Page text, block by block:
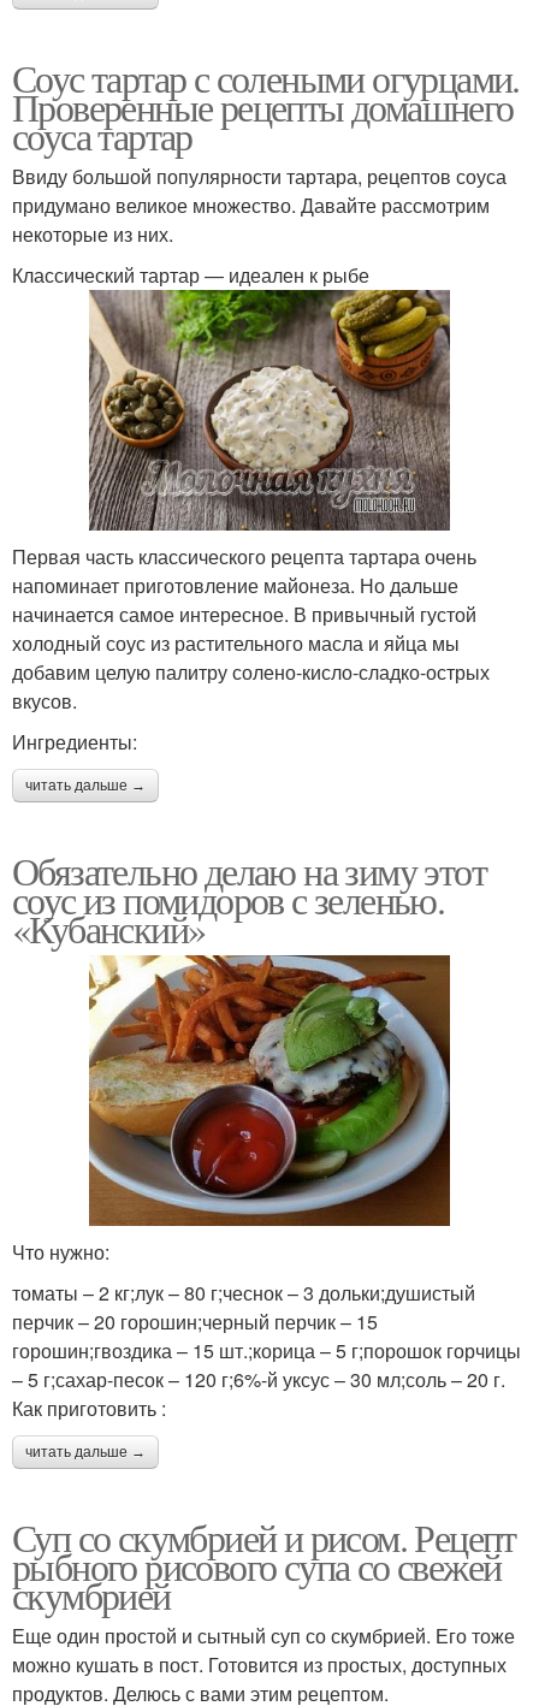
Соусы к бургерам
Огурцов в томатном
Соус на зиму Соус из майонеза
Соус с чесноком Соус для картошки
Соус для цезаря Соус для салата
Соус тартар с солеными огурцами.
Проверенные рецепты домашнего
соуса тартар
Ввиду большой популярности тартара, рецептов соуса
придумано великое множество. Давайте рассмотрим
некоторые из них.
Классический тартар — идеален к рыбе
Первая часть классического рецепта тартара очень
напоминает приготовление майонеза. Но дальше
начинается самое интересное. В привычный густой
холодный соус из растительного масла и яйца мы
добавим целую палитру солено-кисло-сладко-острых
вкусов.
Ингредиенты:
читать дальше →
Обязательно делаю на зиму этот
соус из помидоров с зеленью.
«Кубанский»
Что нужно:
томаты – 2 кг;лук – 80 г;чеснок – 3 дольки;душистый
перчик – 20 горошин;черный перчик – 15
горошин;гвоздика – 15 шт.;корица – 5 г;порошок горчицы
– 5 г;сахар-песок – 120 г;6%-й уксус – 30 мл;соль – 20 г.
Как приготовить :
читать дальше →
Суп со скумбрией и рисом. Рецепт
рыбного рисового супа со свежей
скумбрией
Еще один простой и сытный суп со скумбрией. Его тоже
можно кушать в пост. Готовится из простых, доступных
продуктов. Делюсь с вами этим рецептом.